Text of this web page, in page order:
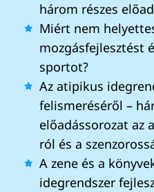
három részes
Miért nem
mozgásfejlesztést
sportot?
Az atipikus
felismeréséről –
előadássorozat az
ról és a
A zene és a
idegrendszer